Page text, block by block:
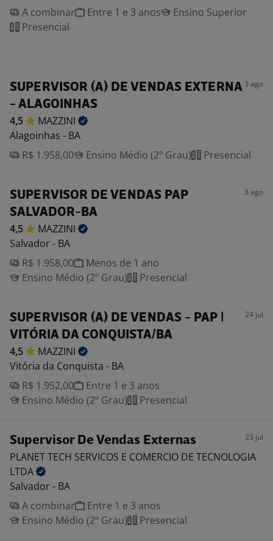
A combinar
Entre 1 e 3 anos
Ensino Superior
Presencial
SUPERVISOR (A) DE VENDAS EXTERNA
- ALAGOINHAS
3 ago
4,5
MAZZINI
Alagoinhas - BA
R$ 1.958,00
Ensino Médio (2º Grau) Presencial
SUPERVISOR DE VENDAS PAP
SALVADOR-BA
3 ago
4,5
MAZZINI
Salvador - BA
R$ 1.958,00
Menos de 1 ano
Ensino Médio (2º Grau)
Presencial
SUPERVISOR (A) DE VENDAS - PAP |
VITÓRIA DA CONQUISTA/BA
24 jul
4,5
MAZZINI
Vitória da Conquista - BA
R$ 1.952,00
Entre 1 e 3 anos
Ensino Médio (2º Grau)
Presencial
Supervisor De Vendas Externas 23 jul
PLANET TECH SERVICOS E COMERCIO DE TECNOLOGIA
LTDA
Salvador - BA
A combinar
Entre 1 e 3 anos
Ensino Médio (2º Grau)
Presencial